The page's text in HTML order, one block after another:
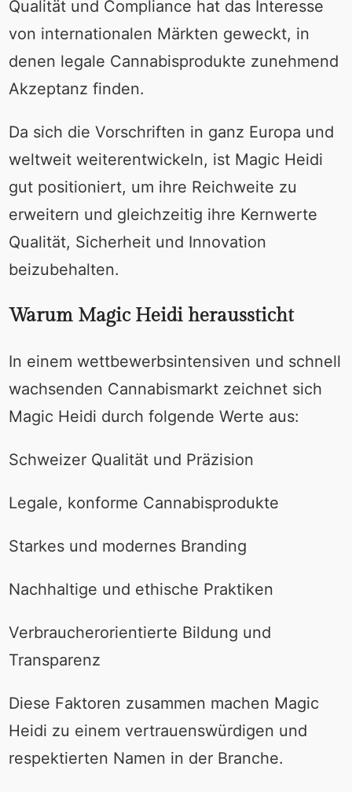
Qualität und Compliance hat das Interesse
von internationalen Märkten geweckt, in
denen legale Cannabisprodukte zunehmend
Akzeptanz finden.
Da sich die Vorschriften in ganz Europa und
weltweit weiterentwickeln, ist Magic Heidi
gut positioniert, um ihre Reichweite zu
erweitern und gleichzeitig ihre Kernwerte
Qualität, Sicherheit und Innovation
beizubehalten.
Warum Magic Heidi heraussticht
In einem wettbewerbsintensiven und schnell
wachsenden Cannabismarkt zeichnet sich
Magic Heidi durch folgende Werte aus:
Schweizer Qualität und Präzision
Legale, konforme Cannabisprodukte
Starkes und modernes Branding
Nachhaltige und ethische Praktiken
Verbraucherorientierte Bildung und
Transparenz
Diese Faktoren zusammen machen Magic
Heidi zu einem vertrauenswürdigen und
respektierten Namen in der Branche.